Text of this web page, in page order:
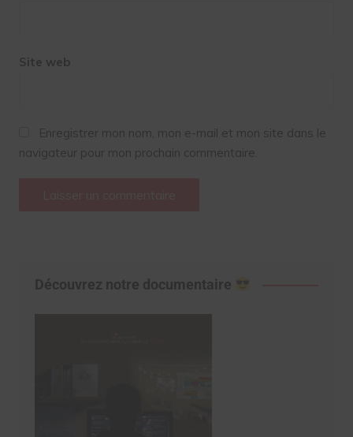
Site web
Enregistrer mon nom, mon e-mail et mon site dans le
navigateur pour mon prochain commentaire.
Découvrez notre documentaire